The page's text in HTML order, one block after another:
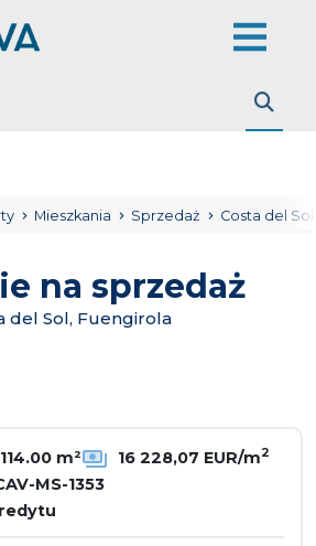
Mieszkania Sprzedaż Costa del Sol
na sprzedaż
del Sol, Fuengirola
114.00 m² 16 228,07 EUR/m2
MS-1353